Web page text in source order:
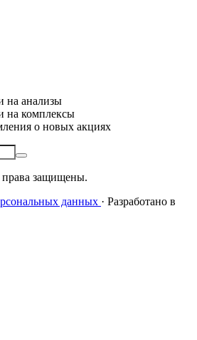
на анализы
на комплексы
о новых акциях
права защищены.
данных · Разработано в